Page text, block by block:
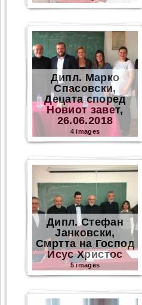
Дипл. Марко
Спасовски,
Децата според
Новиот завет,
26.06.2018
4 images
Дипл. Стефан
Јанковски,
Смртта на Господ
Исус Христос
5 images